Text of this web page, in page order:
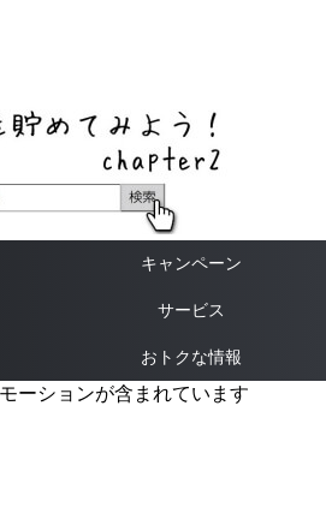
キャンペーン
サービス
おトクな情報
ーションが含まれています